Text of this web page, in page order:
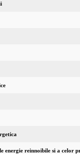
energie reinnoibile si a celor